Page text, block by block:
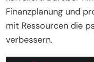
Finanzplanung und
mit Ressourcen die
verbessern.